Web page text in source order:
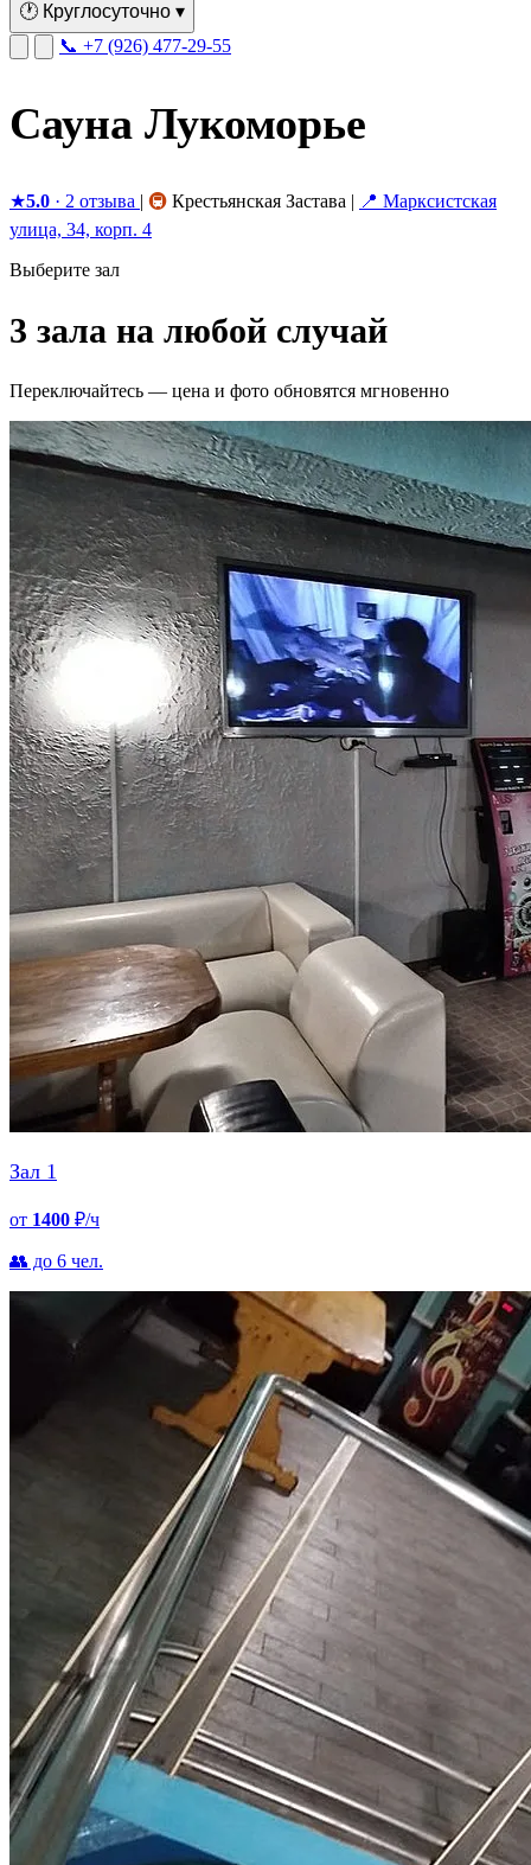
🕐 Круглосуточно ▾
📞 +7 (926) 477-29-55
Сауна Лукоморье
★5.0 · 2 отзыва | 🚇 Крестьянская Застава | 📍 Марксистская
улица, 34, корп. 4
Выберите зал
3 зала на любой случай
Переключайтесь — цена и фото обновятся мгновенно
Зал 1
от 1400 ₽/ч
👥 до 6 чел.